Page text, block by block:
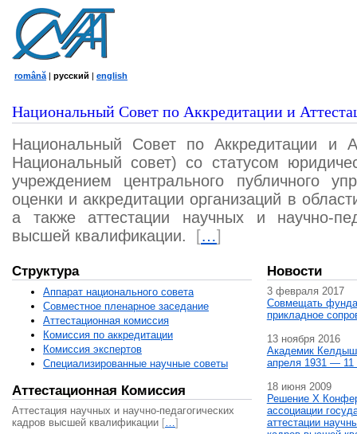
română | русский | english
Национальный Совет по Аккредитации и
Национальный Совет по Аккредитации и
Национальный совет) со статусом
учреждением центрального публичного
оценки и аккредитации организаций в
а также аттестации научных и научно-
высшей квалификации.
[…]
Структура
Аппарат национального совета
Совместное пленарное заседание
Аттестационная комисcия
Комиссия по аккредитации
Комиссия экспертов
Специализированные научные советы
Аттестационная Комиссия
Аттестация научных и научно-педагогических
кадров высшей квалификации […]
Новости
3 февраля 2017
Совмещать
прикладное
13 ноября 2016
Академик
апреля 1931 — 11
18 июня 2009
Решение X
ассоциации
аттестации